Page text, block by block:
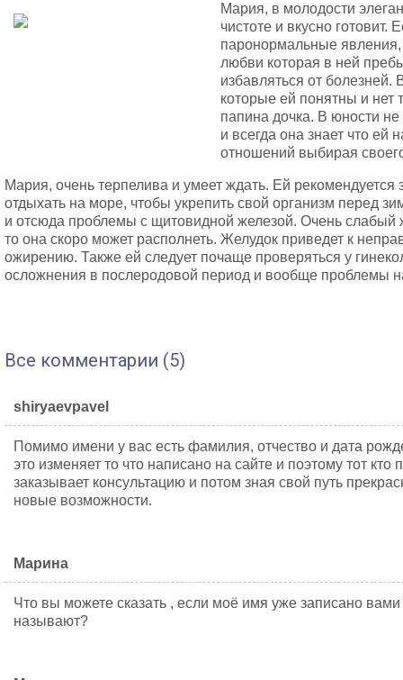
Мария, в молодости
чистоте и вкусно готовит.
паронормальные явления,
любви которая в ней
избавляться от болезней.
которые ей понятны и нет
папина дочка. В юности
и всегда она знает что ей
отношений выбирая
Мария, очень терпелива и умеет ждать. Ей
отдыхать на море, чтобы укрепить свой организм перед
и отсюда проблемы с щитовидной железой. Очень слабый
то она скоро может располнеть. Желудок приведет к
ожирению. Также ей следует почаще проверяться у
осложнения в послеродовой период и вообще проблемы
Все комментарии (5)
shiryaevpavel
Помимо имени у вас есть фамилия, отчество и дата
это изменяет то что написано на сайте и поэтому тот кто
заказывает консультацию и потом зная свой путь
новые возможности.
Марина
Что вы можете сказать , если моё имя уже записано
называют?